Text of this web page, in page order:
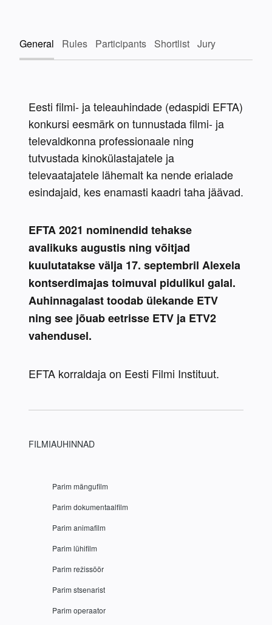
General Rules Participants Shortlist Jury
Eesti filmi- ja teleauhindade (edaspidi EFTA)
konkursi eesmärk on tunnustada filmi- ja
televaldkonna professionaale ning
tutvustada kinokülastajatele ja
televaatajatele lähemalt ka nende erialade
esindajaid, kes enamasti kaadri taha jäävad.
EFTA 2021 nominendid tehakse
avalikuks augustis ning võitjad
kuulutatakse välja 17. septembril Alexela
kontserdimajas toimuval pidulikul galal.
Auhinnagalast toodab ülekande ETV
ning see jõuab eetrisse ETV ja ETV2
vahendusel.
EFTA korraldaja on Eesti Filmi Instituut.
FILMIAUHINNAD
Parim mängufilm
Parim dokumentaalfilm
Parim animafilm
Parim lühifilm
Parim režissöör
Parim stsenarist
Parim operaator